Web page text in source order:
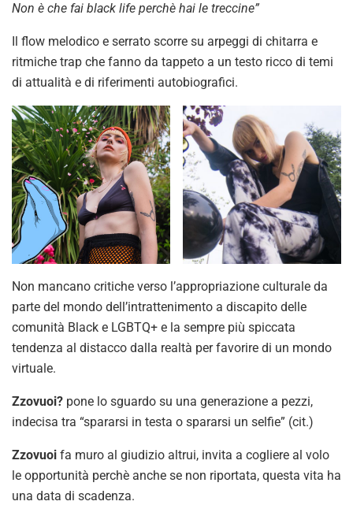
Non è che fai black life perchè hai le treccine”
Il flow melodico e serrato scorre su arpeggi di chitarra e
ritmiche trap che fanno da tappeto a un testo ricco di temi
di attualità e di riferimenti autobiografici.
Non mancano critiche verso l’appropriazione culturale da
parte del mondo dell’intrattenimento a discapito delle
comunità Black e LGBTQ+ e la sempre più spiccata
tendenza al distacco dalla realtà per favorire di un mondo
virtuale.
Zzovuoi? pone lo sguardo su una generazione a pezzi,
indecisa tra “spararsi in testa o spararsi un selfie” (cit.)
Zzovuoi fa muro al giudizio altrui, invita a cogliere al volo
le opportunità perchè anche se non riportata, questa vita ha
una data di scadenza.